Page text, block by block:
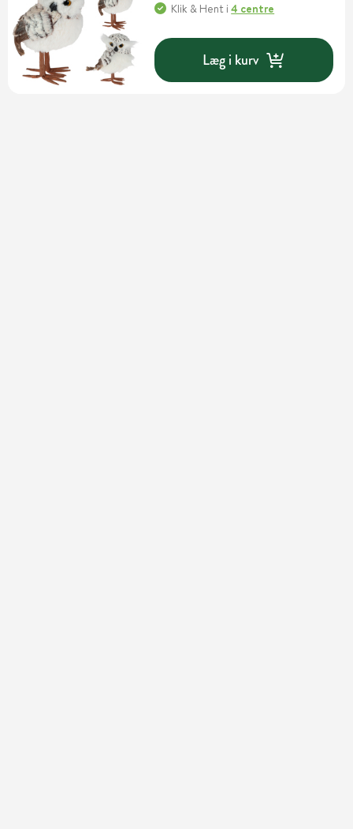
Klik & Hent i4 centre
Læg i kurv